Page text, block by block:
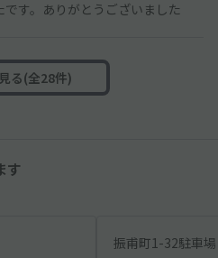
す。ありがとうございました
る(全28件)
す
振甫町1-32駐車場